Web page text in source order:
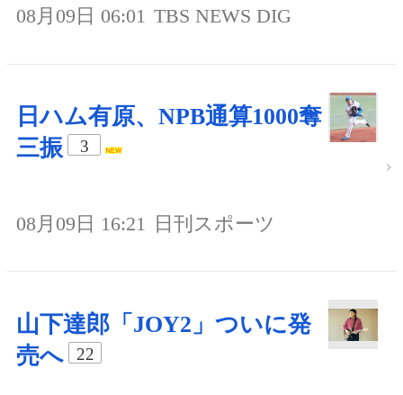
08月09日 06:01 TBS NEWS DIG
日ハム有原、NPB通算1000奪
三振
3
08月09日 16:21 日刊スポーツ
山下達郎「JOY2」ついに発
売へ
22